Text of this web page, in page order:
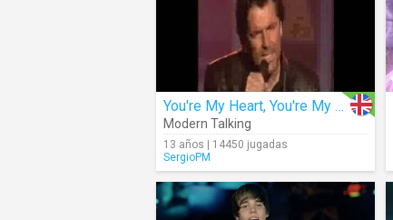
You're My Heart, You're My Soul
Modern Talking
13 años | 14450 jugadas
SergioPM